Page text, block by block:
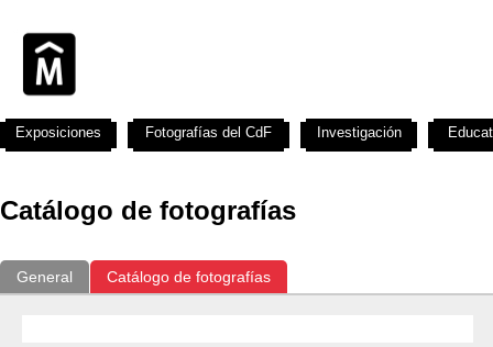
Catálogo de fotografías
General Catálogo de fotografías
Exposiciones Fotografías del CdF Investigación